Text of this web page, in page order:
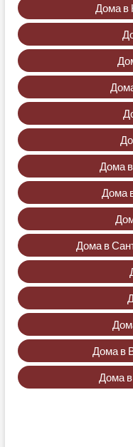
Дома в
Дома
Дома
Дома в
Дома в
Дома